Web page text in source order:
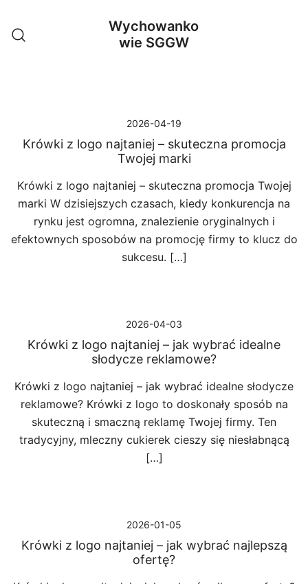
treści
Wychowanko
wie SGGW
2026-04-19
Krówki z logo najtaniej – skuteczna promocja
Twojej marki
Krówki z logo najtaniej – skuteczna promocja Twojej
marki W dzisiejszych czasach, kiedy konkurencja na
rynku jest ogromna, znalezienie oryginalnych i
efektownych sposobów na promocję firmy to klucz do
sukcesu. […]
2026-04-03
Krówki z logo najtaniej – jak wybrać idealne
słodycze reklamowe?
Krówki z logo najtaniej – jak wybrać idealne słodycze
reklamowe? Krówki z logo to doskonały sposób na
skuteczną i smaczną reklamę Twojej firmy. Ten
tradycyjny, mleczny cukierek cieszy się niesłabnącą
[…]
2026-01-05
Krówki z logo najtaniej – jak wybrać najlepszą
ofertę?